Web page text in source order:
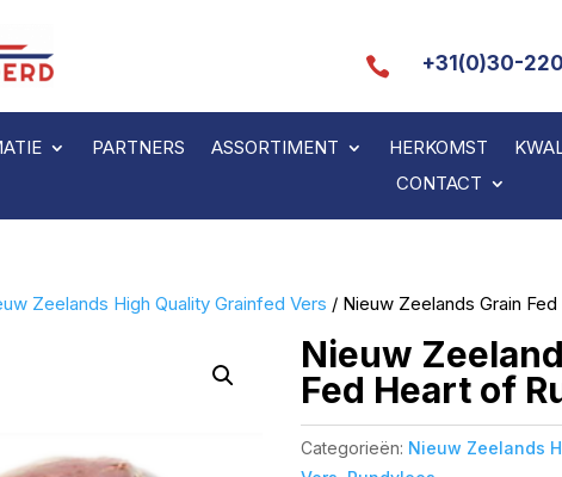
 +31(0)30-
PARTNERS ASSORTIMENT HERKOMST
CONTACT
Zeelands High Quality Grainfed Vers / Nieuw Zeelands Grain
Nieuw
Fed Heart of
Categorieën: Nieuw Zeelands